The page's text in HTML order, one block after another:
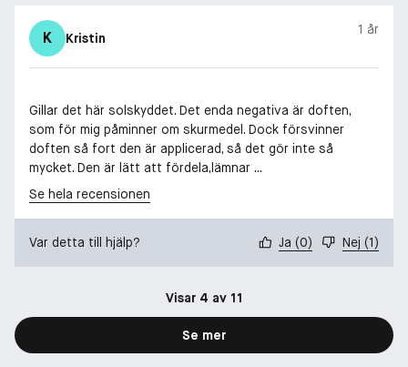
K Kristin
1 år
Gillar det här solskyddet. Det enda negativa är doften,
som för mig påminner om skurmedel. Dock försvinner
doften så fort den är applicerad, så det gör inte så
mycket. Den är lätt att fördela,lämnar ...
Se hela recensionen
Var detta till hjälp? Ja (0) Nej (1)
Visar 4 av 11
Se mer